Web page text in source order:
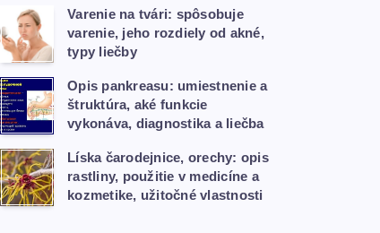
Varenie na tvári: spôsobuje
varenie, jeho rozdiely od akné,
typy liečby
Opis pankreasu: umiestnenie a
štruktúra, aké funkcie
vykonáva, diagnostika a liečba
Líska čarodejnice, orechy: opis
rastliny, použitie v medicíne a
kozmetike, užitočné vlastnosti